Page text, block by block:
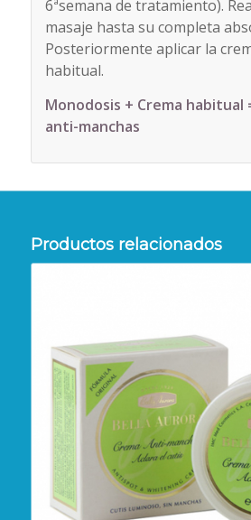
6ªsemana de tratamiento).
masaje hasta su completa
Posteriormente aplicar la
habitual.
Monodosis + Crema
anti-manchas
Productos relacionados